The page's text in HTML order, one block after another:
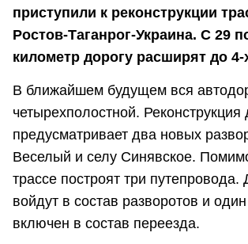
приступили к реконструкции
Ростов-Таганрог-Украина. С 29
километр дорогу расширят до 4-
В ближайшем будущем вся
четырехполостной. Реконструкция
предусматривает два новых
Веселый и селу Синявское.
трассе построят три путепровода.
войдут в состав разворотов и
включен в состав переезда.